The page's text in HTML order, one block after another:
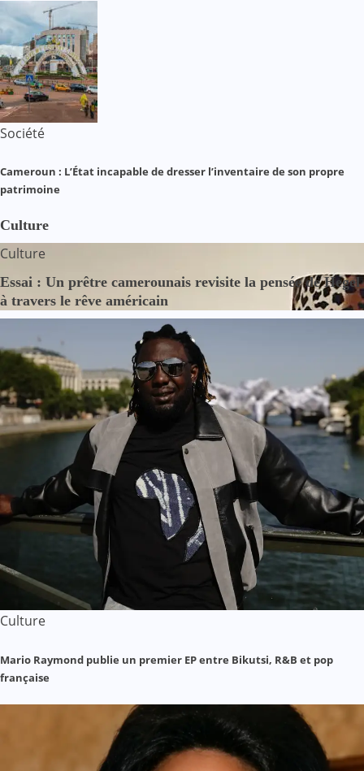
Société
Cameroun : L’État incapable de dresser l’inventaire de son propre
patrimoine
Culture
Culture
Essai : Un prêtre camerounais revisite la pensée de Hegel
à travers le rêve américain
Culture
Mario Raymond publie un premier EP entre Bikutsi, R&B et pop
française